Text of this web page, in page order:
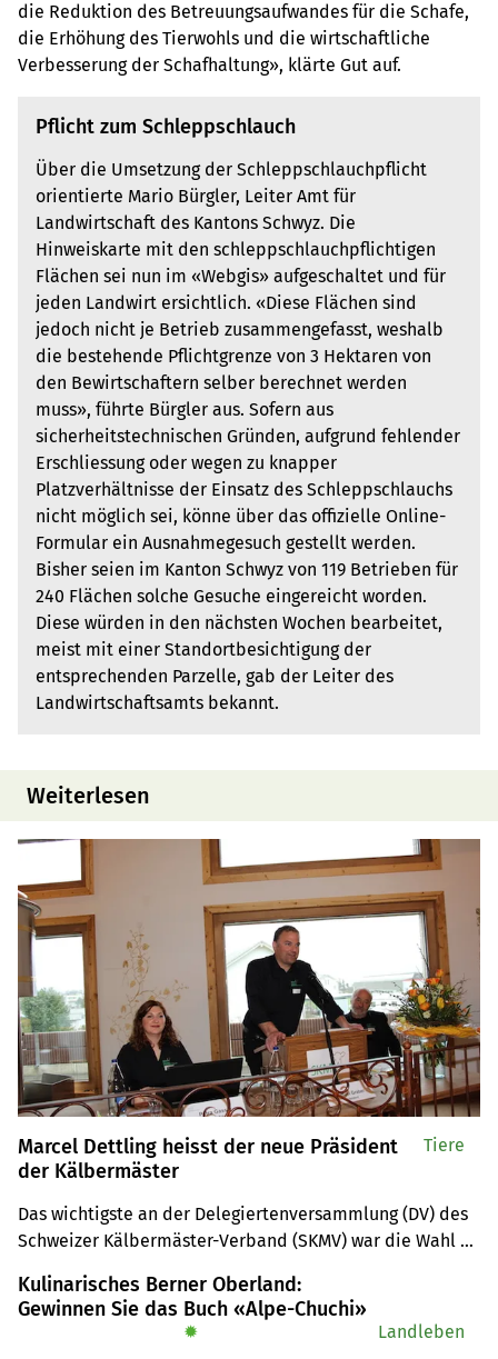
die Reduktion des Betreuungsaufwandes für die Schafe,
die Erhöhung des Tierwohls und die wirtschaftliche
Verbesserung der Schafhaltung», klärte Gut auf.
Pflicht zum Schleppschlauch
Über die Umsetzung der Schleppschlauchpflicht
orientierte Mario Bürgler, Leiter Amt für
Landwirtschaft des Kantons Schwyz. Die
Hinweiskarte mit den schleppschlauchpflichtigen
Flächen sei nun im «Webgis» aufgeschaltet und für
jeden Landwirt ersichtlich. «Diese Flächen sind
jedoch nicht je Betrieb zusammengefasst, weshalb
die bestehende Pflichtgrenze von 3 Hektaren von
den Bewirtschaftern selber berechnet werden
muss», führte Bürgler aus. Sofern aus
sicherheitstechnischen Gründen, aufgrund fehlender
Erschliessung oder wegen zu knapper
Platzverhältnisse der Einsatz des Schleppschlauchs
nicht möglich sei, könne über das offizielle Online-
Formular ein Ausnahme­gesuch gestellt werden.
Bisher seien im Kanton Schwyz von 119 Betrieben für
240 Flächen solche Gesuche eingereicht worden.
Diese würden in den nächsten Wochen bearbeitet,
meist mit einer Standortbesichtigung der
entsprechenden Parzelle, gab der Leiter des
Landwirtschafts­amts bekannt.
Weiterlesen
Marcel Dettling heisst der neue Präsident
der Kälbermäster
Das wichtigste an der Delegiertenversammlung (DV) des
Schweizer Kälbermäster-Verband (SKMV) war die Wahl
"Ich bin Kälbermäster, seit ich den elterlichen Betrieb
mit 21 Jahren übernommen habe", stellte er sich der
Tiere
Kulinarisches Berner Oberland:
Gewinnen Sie das Buch «Alpe-Chuchi»
✹ Landleben